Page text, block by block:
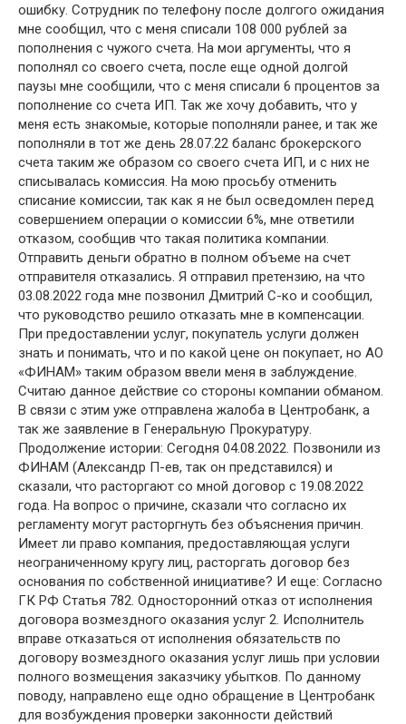
ошибку. Сотрудник по телефону после долгого ожидания
мне сообщил, что с меня списали 108 000 рублей за
пополнения с чужого счета. На мои аргументы, что я
пополнял со своего счета, после еще одной долгой
паузы мне сообщили, что с меня списали 6 процентов за
пополнение со счета ИП. Так же хочу добавить, что у
меня есть знакомые, которые пополняли ранее, и так же
пополняли в тот же день 28.07.22 баланс брокерского
счета таким же образом со своего счета ИП, и с них не
списывалась комиссия. На мою просьбу отменить
списание комиссии, так как я не был осведомлен перед
совершением операции о комиссии 6%, мне ответили
отказом, сообщив что такая политика компании.
Отправить деньги обратно в полном объеме на счет
отправителя отказались. Я отправил претензию, на что
03.08.2022 года мне позвонил Дмитрий С-ко и сообщил,
что руководство решило отказать мне в компенсации.
При предоставлении услуг, покупатель услуги должен
знать и понимать, что и по какой цене он покупает, но АО
«ФИНАМ» таким образом ввели меня в заблуждение.
Считаю данное действие со стороны компании обманом.
В связи с этим уже отправлена жалоба в Центробанк, а
так же заявление в Генеральную Прокуратуру.
Продолжение истории: Сегодня 04.08.2022. Позвонили из
ФИНАМ (Александр П-ев, так он представился) и
сказали, что расторгают со мной договор с 19.08.2022
года. На вопрос о причине, сказали что согласно их
регламенту могут расторгнуть без объяснения причин.
Имеет ли право компания, предоставляющая услуги
неограниченному кругу лиц, расторгать договор без
основания по собственной инициативе? И еще: Согласно
ГК РФ Статья 782. Односторонний отказ от исполнения
договора возмездного оказания услуг 2. Исполнитель
вправе отказаться от исполнения обязательств по
договору возмездного оказания услуг лишь при условии
полного возмещения заказчику убытков. По данному
поводу, направлено еще одно обращение в Центробанк
для возбуждения проверки законности действий